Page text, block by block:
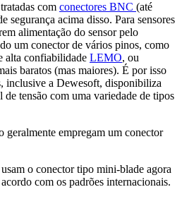
com conectores BNC (até
segurança acima disso. Para sensores
alimentação do sensor pelo
um conector de vários pinos, como
alta confiabilidade LEMO, ou
baratos (mas maiores). É por isso
inclusive a Dewesoft, disponibiliza
de tensão com uma variedade de tipos
geralmente empregam um conector
o conector tipo mini-blade agora
com os padrões internacionais.